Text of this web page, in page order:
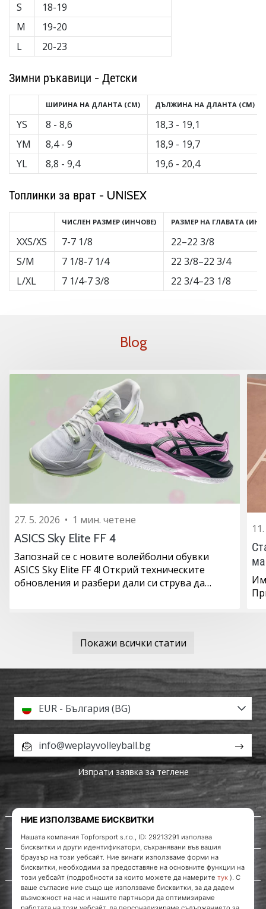
S
M
L
18-19
19-20
20-23
Зимни ръкавици - Детски
YS
YM
YL
ШИРИНА НА ДЛАНТА (CM)
8 - 8,6
8,4 - 9
8,8 - 9,4
ДЪЛЖИНА НА ДЛАНТА (CM)
18,3 - 19,1
18,9 - 19,7
19,6 - 20,4
Топлинки за врат - UNISEX
XXS/XS
S/M
L/XL
ЧИСЛЕН РАЗМЕР (ИНЧОВЕ)
7-7 1/8
7 1/8-7 1/4
7 1/4-7 3/8
РАЗМЕР НА ГЛАВАТА
22–22 3/8
22 3/8–22 3/4
22 3/4–23 1/8
Blog
27. 5. 2026 • 1 мин. четене
ASICS Sky Elite FF 4
Запознай се с новите волейболни обувки
ASICS Sky Elite FF 4! Открий техническите
обновления и разбери дали си струва да…
Покажи всички статии
За нас
Обслужване на клиенти
EUR - България (BG)
info@weplayvolleyball.bg
Изпрати заявка за теглене